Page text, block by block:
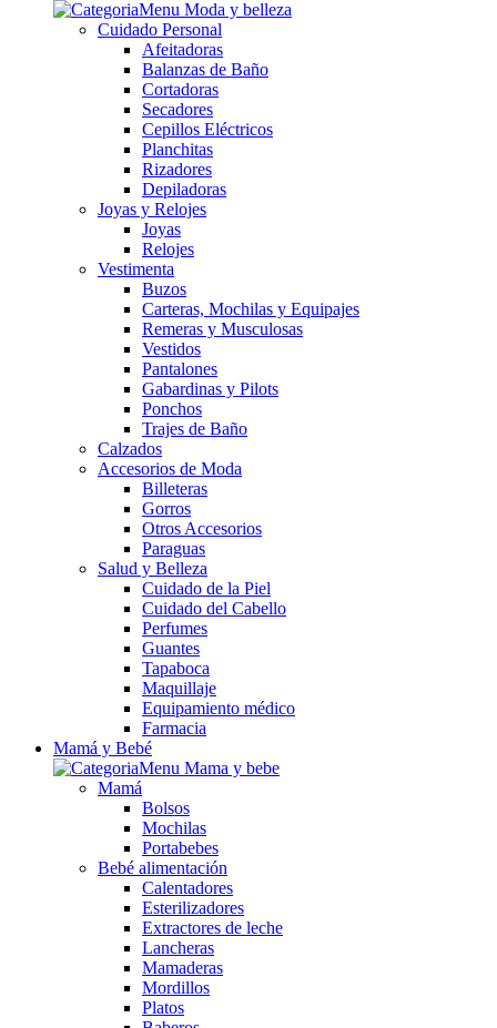
Cuidado Personal
Afeitadoras
Balanzas de Baño
Cortadoras
Secadores
Cepillos Eléctricos
Planchitas
Rizadores
Depiladoras
Joyas y Relojes
Joyas
Relojes
Vestimenta
Buzos
Carteras, Mochilas y Equipajes
Remeras y Musculosas
Vestidos
Pantalones
Gabardinas y Pilots
Ponchos
Trajes de Baño
Calzados
Accesorios de Moda
Billeteras
Gorros
Otros Accesorios
Paraguas
Salud y Belleza
Cuidado de la Piel
Cuidado del Cabello
Perfumes
Guantes
Tapaboca
Maquillaje
Equipamiento médico
Farmacia
Mamá y Bebé
Mamá
Bolsos
Mochilas
Portabebes
Bebé alimentación
Calentadores
Esterilizadores
Extractores de leche
Lancheras
Mamaderas
Mordillos
Platos